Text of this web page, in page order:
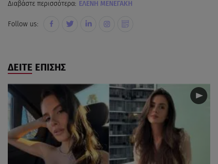
Διαβάστε περισσότερα: ΕΛΕΝΗ ΜΕΝΕΓΑΚΗ
Follow us:
ΔΕΙΤΕ ΕΠΙΣΗΣ